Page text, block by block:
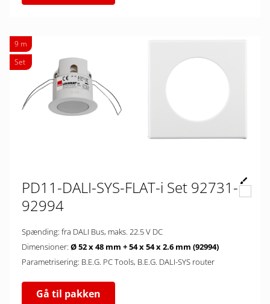
9 m
Set
PD11-DALI-SYS-FLAT-i Set 92731-
92994
Spænding: fra DALI Bus, maks. 22.5 V DC
Dimensioner: Ø 52 x 48 mm + 54 x 54 x 2.6 mm (92994)
Parametrisering: B.E.G. PC Tools, B.E.G. DALI-SYS router
Gå til pakken